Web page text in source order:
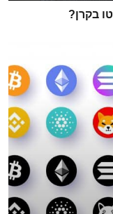
בקרן?